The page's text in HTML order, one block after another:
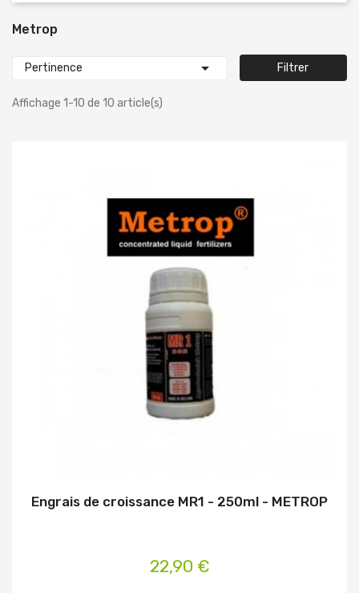
Metrop
Pertinence  Filtrer
Affichage 1-10 de 10 article(s)
Engrais de croissance MR1 - 250ml - METROP
22,90 €